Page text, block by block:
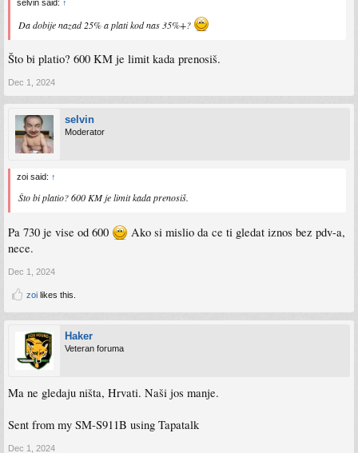
selvin said: ↑
Da dobije nazad 25% a plati kod nas 35%+?
Što bi platio? 600 KM je limit kada prenosiš.
Dec 1, 2024
selvin
Moderator
zoi said: ↑
Što bi platio? 600 KM je limit kada prenosiš.
Pa 730 je vise od 600
Ako si mislio da ce ti gledat iznos bez pdv-a,
nece.
Dec 1, 2024
zoi likes this.
Haker
Veteran foruma
Ma ne gledaju ništa, Hrvati. Naši jos manje.
Sent from my SM-S911B using Tapatalk
Dec 1, 2024